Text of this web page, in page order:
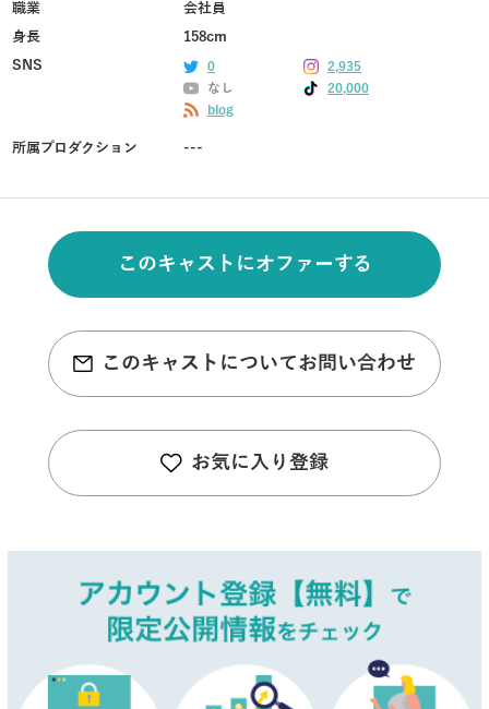
職業
会社員
身長
158cm
SNS
0
2,935
なし
20,000
blog
所属プロダクション ---
このキャストにオファーする
このキャストについてお問い合わせ
お気に入り登録